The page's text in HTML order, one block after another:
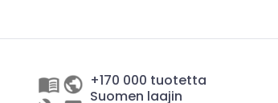
+170 000 tuotetta
Suomen laajin